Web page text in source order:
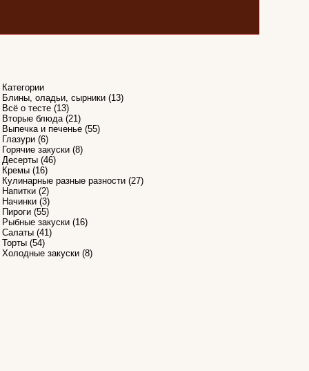
Категории
Блины, оладьи, сырники(13)
Всё о тесте(13)
Вторые блюда(21)
Выпечка и печенье(55)
Глазури(6)
Горячие закуски(8)
Десерты(46)
Кремы(16)
Кулинарные разные разности(27)
Напитки(2)
Начинки(3)
Пироги(55)
Рыбные закуски(16)
Салаты(41)
Торты(54)
Холодные закуски(8)